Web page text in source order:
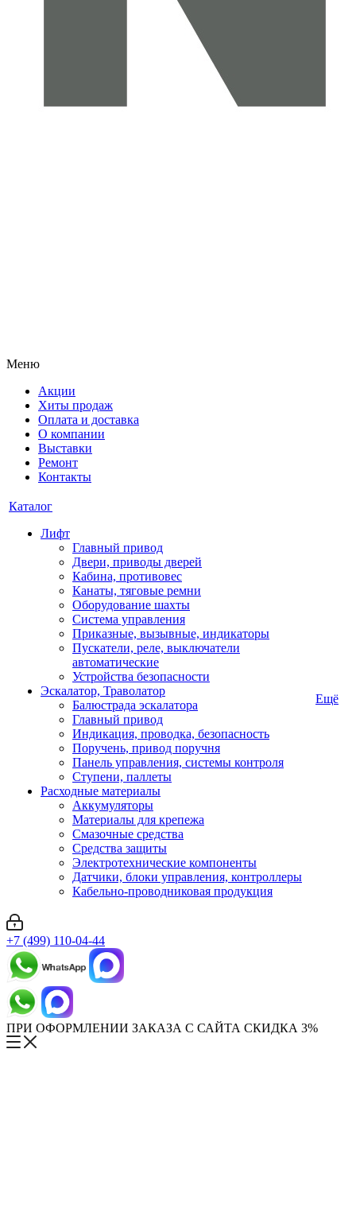
Меню
Акции
Хиты продаж
Оплата и доставка
О компании
Выставки
Ремонт
Контакты
Каталог
Лифт
Главный привод
Двери, приводы дверей
Кабина, противовес
Канаты, тяговые ремни
Оборудование шахты
Система управления
Приказные, вызывные, индикаторы
Пускатели, реле, выключатели
автоматические
Устройства безопасности
Эскалатор, Траволатор
Балюстрада эскалатора
Главный привод
Индикация, проводка, безопасность
Поручень, привод поручня
Панель управления, системы контроля
Ступени, паллеты
Расходные материалы
Аккумуляторы
Материалы для крепежа
Смазочные средства
Средства защиты
Электротехнические компоненты
Датчики, блоки управления, контроллеры
Кабельно-проводниковая продукция
Ещё
+7 (499) 110-04-44
ПРИ ОФОРМЛЕНИИ ЗАКАЗА С САЙТА СКИДКА 3%